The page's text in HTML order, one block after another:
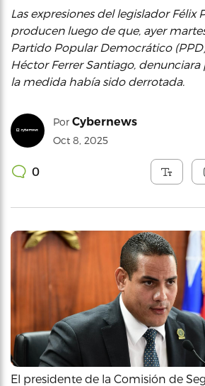
Las expresiones del legislador Félix
producen luego de que, ayer
Partido Popular Democrático
Héctor Ferrer Santiago,
la medida había sido derrotada.
Por Cybernews
Oct 8, 2025
0
El presidente de la Comisión de